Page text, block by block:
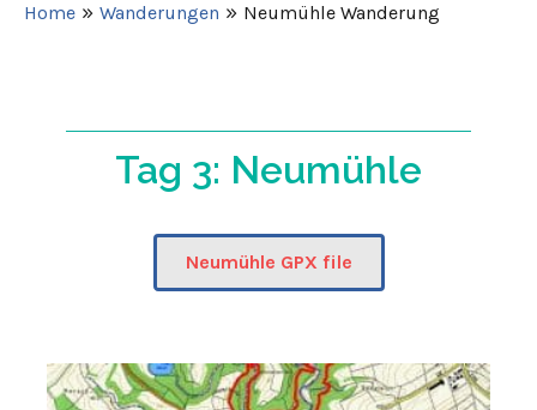
Home » Wanderungen » Neumühle Wanderung
Tag 3: Neumühle
Neumühle GPX file